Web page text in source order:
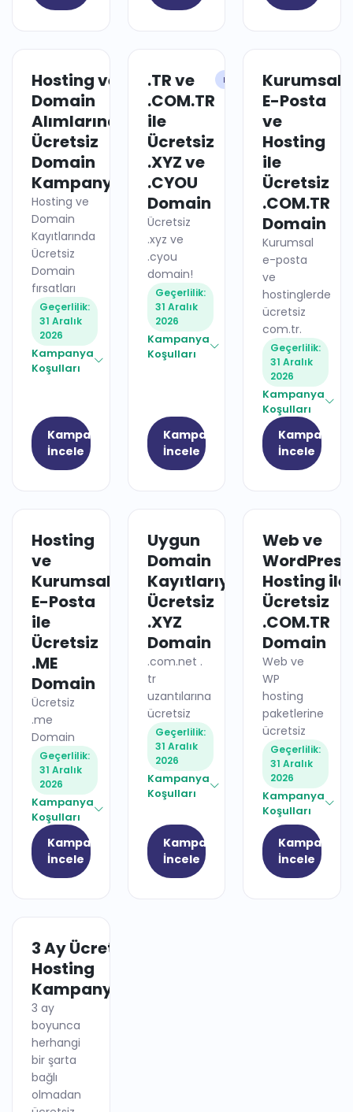
Hosting ve
Domain
Alımlarında
Ücretsiz
Domain
Kampanyaları
HOSTING
Hosting ve
Domain
Kayıtlarında
Ücretsiz
Domain
fırsatları
Geçerlilik:
31 Aralık
2026
Kampanya
Koşulları
Kampanyayı
İncele
.TR ve
.COM.TR
ile
Ücretsiz
.XYZ ve
.CYOU
Domain
DOMAIN
Ücretsiz
.xyz ve
.cyou
domain!
Geçerlilik:
31 Aralık
2026
Kampanya
Koşulları
Kampanyayı
İncele
Kurumsal
E-Posta
ve
Hosting
ile
Ücretsiz
.COM.TR
Domain
Kurumsal
e-posta
ve
hostinglerde
ücretsiz
com.tr.
Geçerlilik:
31 Aralık
2026
Kampanya
Koşulları
İncele
Hosting
ve
Kurumsal
E-Posta
ile
Ücretsiz
.ME
Domain
HOSTING
Ücretsiz
.me
Domain
Geçerlilik:
31 Aralık
2026
Kampanya
Koşulları
Kampanyayı
İncele
Uygun
Domain
Kayıtlarıyla
Ücretsiz
.XYZ
Domain
DOMAIN
.com.net .
tr
uzantılarına
ücretsiz
Geçerlilik:
31 Aralık
2026
Kampanya
Koşulları
Kampanyayı
İncele
Web ve
WordPress
Hosting ile
Ücretsiz
.COM.TR
Domain
Web ve
WP
hosting
paketlerine
ücretsiz
Geçerlilik:
31 Aralık
2026
Kampanya
Koşulları
İncele
3 Ay Ücretsiz
Hosting
Kampanyası
3 ay
boyunca
herhangi
bir şarta
bağlı
olmadan